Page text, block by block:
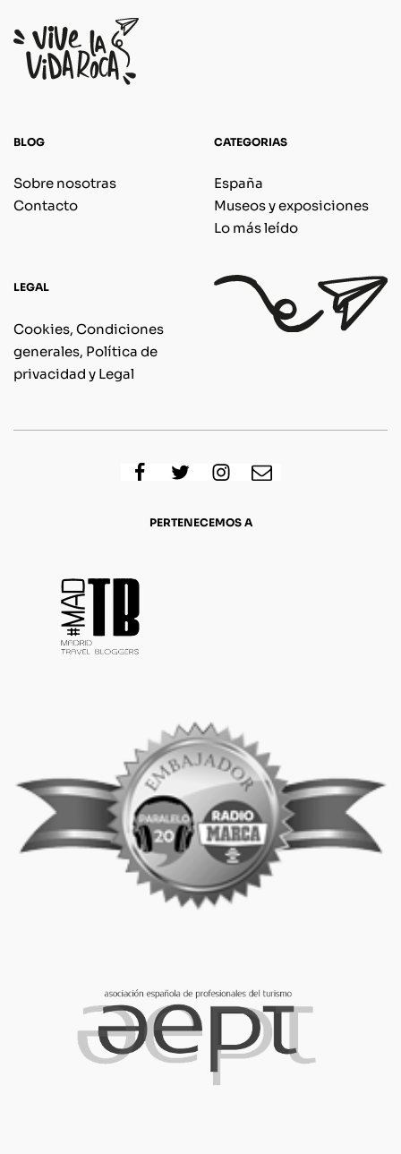
BLOG
Sobre nosotras
Contacto
CATEGORIAS
España
Museos y exposiciones
Lo más leído
LEGAL
Cookies, Condiciones
generales, Política de
privacidad y Legal
PERTENECEMOS A